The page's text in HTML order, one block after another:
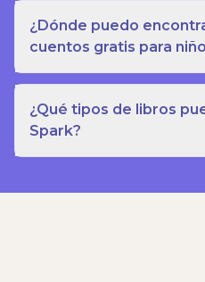
¿Dónde puedo
cuentos gratis para
¿Qué tipos de libros
Spark?